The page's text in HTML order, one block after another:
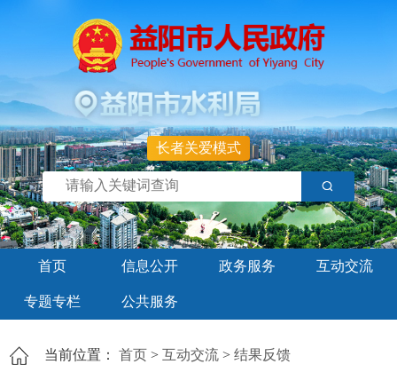
长者关爱模式
首页 信息公开 政务服务 互动交流
专题专栏 公共服务
当前位置： 首页 > 互动交流 > 结果反馈